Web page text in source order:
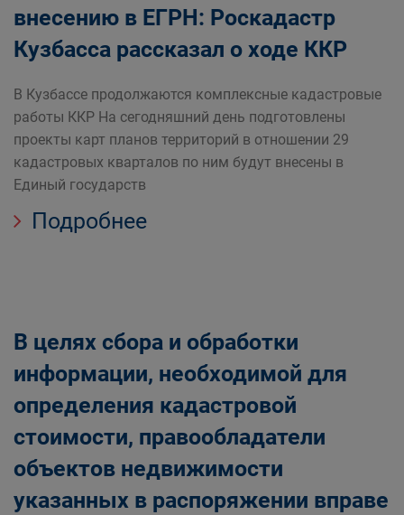
внесению в ЕГРН: Роскадастр
Кузбасса рассказал о ходе ККР
В Кузбассе продолжаются комплексные кадастровые
работы ККР На сегодняшний день подготовлены
проекты карт планов территорий в отношении 29
кадастровых кварталов по ним будут внесены в
Единый государств
Подробнее
В целях сбора и обработки
информации, необходимой для
определения кадастровой
стоимости, правообладатели
объектов недвижимости
указанных в распоряжении вправе